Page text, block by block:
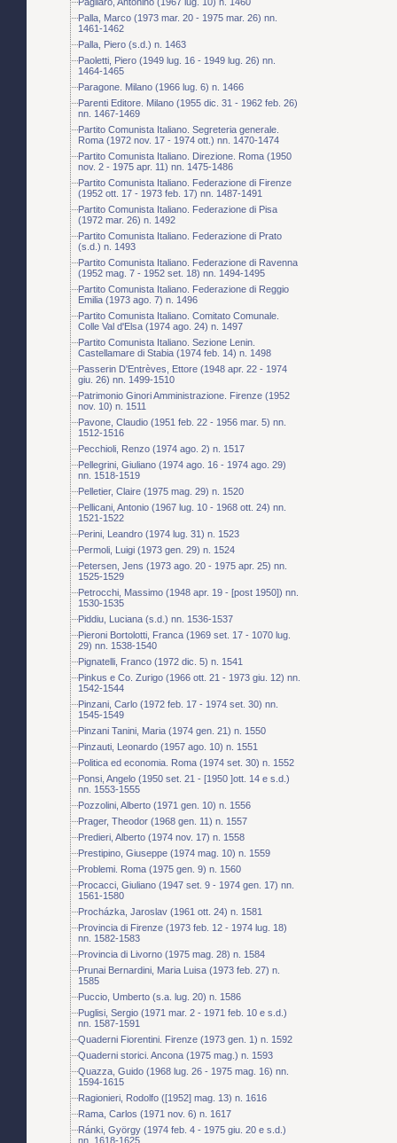
Palla, Marco (1973 mar. 20 - 1975 mar. 26) nn.
1461-1462
Palla, Piero (s.d.) n. 1463
Paoletti, Piero (1949 lug. 16 - 1949 lug. 26) nn.
1464-1465
Paragone. Milano (1966 lug. 6) n. 1466
Parenti Editore. Milano (1955 dic. 31 - 1962 feb. 26)
nn. 1467-1469
Partito Comunista Italiano. Segreteria generale.
Roma (1972 nov. 17 - 1974 ott.) nn. 1470-1474
Partito Comunista Italiano. Direzione. Roma (1950
nov. 2 - 1975 apr. 11) nn. 1475-1486
Partito Comunista Italiano. Federazione di Firenze
(1952 ott. 17 - 1973 feb. 17) nn. 1487-1491
Partito Comunista Italiano. Federazione di Pisa
(1972 mar. 26) n. 1492
Partito Comunista Italiano. Federazione di Prato
(s.d.) n. 1493
Partito Comunista Italiano. Federazione di Ravenna
(1952 mag. 7 - 1952 set. 18) nn. 1494-1495
Partito Comunista Italiano. Federazione di Reggio
Emilia (1973 ago. 7) n. 1496
Partito Comunista Italiano. Comitato Comunale.
Colle Val d'Elsa (1974 ago. 24) n. 1497
Partito Comunista Italiano. Sezione Lenin.
Castellamare di Stabia (1974 feb. 14) n. 1498
Passerin D'Entrèves, Ettore (1948 apr. 22 - 1974
giu. 26) nn. 1499-1510
Patrimonio Ginori Amministrazione. Firenze (1952
nov. 10) n. 1511
Pavone, Claudio (1951 feb. 22 - 1956 mar. 5) nn.
1512-1516
Pecchioli, Renzo (1974 ago. 2) n. 1517
Pellegrini, Giuliano (1974 ago. 16 - 1974 ago. 29)
nn. 1518-1519
Pelletier, Claire (1975 mag. 29) n. 1520
Pellicani, Antonio (1967 lug. 10 - 1968 ott. 24) nn.
1521-1522
Perini, Leandro (1974 lug. 31) n. 1523
Permoli, Luigi (1973 gen. 29) n. 1524
Petersen, Jens (1973 ago. 20 - 1975 apr. 25) nn.
1525-1529
Petrocchi, Massimo (1948 apr. 19 - [post 1950]) nn.
1530-1535
Piddiu, Luciana (s.d.) nn. 1536-1537
Pieroni Bortolotti, Franca (1969 set. 17 - 1070 lug.
29) nn. 1538-1540
Pignatelli, Franco (1972 dic. 5) n. 1541
Pinkus e Co. Zurigo (1966 ott. 21 - 1973 giu. 12) nn.
1542-1544
Pinzani, Carlo (1972 feb. 17 - 1974 set. 30) nn.
1545-1549
Pinzani Tanini, Maria (1974 gen. 21) n. 1550
Pinzauti, Leonardo (1957 ago. 10) n. 1551
Politica ed economia. Roma (1974 set. 30) n. 1552
Ponsi, Angelo (1950 set. 21 - [1950 ]ott. 14 e s.d.)
nn. 1553-1555
Pozzolini, Alberto (1971 gen. 10) n. 1556
Prager, Theodor (1968 gen. 11) n. 1557
Predieri, Alberto (1974 nov. 17) n. 1558
Prestipino, Giuseppe (1974 mag. 10) n. 1559
Problemi. Roma (1975 gen. 9) n. 1560
Procacci, Giuliano (1947 set. 9 - 1974 gen. 17) nn.
1561-1580
Procházka, Jaroslav (1961 ott. 24) n. 1581
Provincia di Firenze (1973 feb. 12 - 1974 lug. 18)
nn. 1582-1583
Provincia di Livorno (1975 mag. 28) n. 1584
Prunai Bernardini, Maria Luisa (1973 feb. 27) n.
1585
Puccio, Umberto (s.a. lug. 20) n. 1586
Puglisi, Sergio (1971 mar. 2 - 1971 feb. 10 e s.d.)
nn. 1587-1591
Quaderni Fiorentini. Firenze (1973 gen. 1) n. 1592
Quaderni storici. Ancona (1975 mag.) n. 1593
Quazza, Guido (1968 lug. 26 - 1975 mag. 16) nn.
1594-1615
Ragionieri, Rodolfo ([1952] mag. 13) n. 1616
Rama, Carlos (1971 nov. 6) n. 1617
Ránki, György (1974 feb. 4 - 1975 giu. 20 e s.d.)
nn. 1618-1625